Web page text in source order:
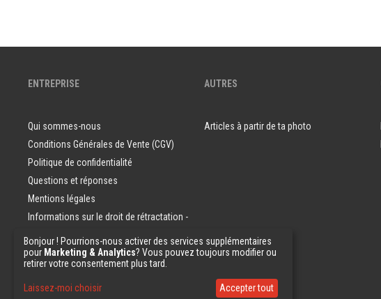
ENTREPRISE
Qui sommes-nous
Conditions Générales de Vente (CGV)
Politique de confidentialité
Questions et réponses
Mentions légales
Informations sur le droit de rétractation -
Consommateurs
Echantillons de papier peint
AUTRES
Articles à partir de ta photo
Bonjour ! Pourrions-nous activer des services supplémentaires
pour Marketing & Analytics? Vous pouvez toujours modifier ou
retirer votre consentement plus tard.
Laissez-moi choisir Accepter tout